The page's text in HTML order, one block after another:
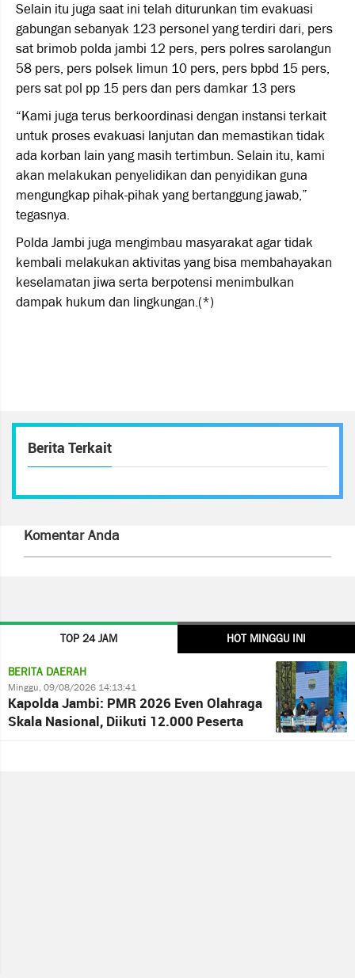
Selain itu juga saat ini telah diturunkan tim evakuasi
gabungan sebanyak 123 personel yang terdiri dari, pers
sat brimob polda jambi 12 pers, pers polres sarolangun
58 pers, pers polsek limun 10 pers, pers bpbd 15 pers,
pers sat pol pp 15 pers dan pers damkar 13 pers
“Kami juga terus berkoordinasi dengan instansi terkait
untuk proses evakuasi lanjutan dan memastikan tidak
ada korban lain yang masih tertimbun. Selain itu, kami
akan melakukan penyelidikan dan penyidikan guna
mengungkap pihak-pihak yang bertanggung jawab,”
tegasnya.
Polda Jambi juga mengimbau masyarakat agar tidak
kembali melakukan aktivitas yang bisa membahayakan
keselamatan jiwa serta berpotensi menimbulkan
dampak hukum dan lingkungan.(*)
Berita Terkait
Komentar Anda
TOP 24 JAM HOT MINGGU INI
BERITA DAERAH
Minggu, 09/08/2026 14:13:41
Kapolda Jambi: PMR 2026 Even Olahraga
Skala Nasional, Diikuti 12.000 Peserta